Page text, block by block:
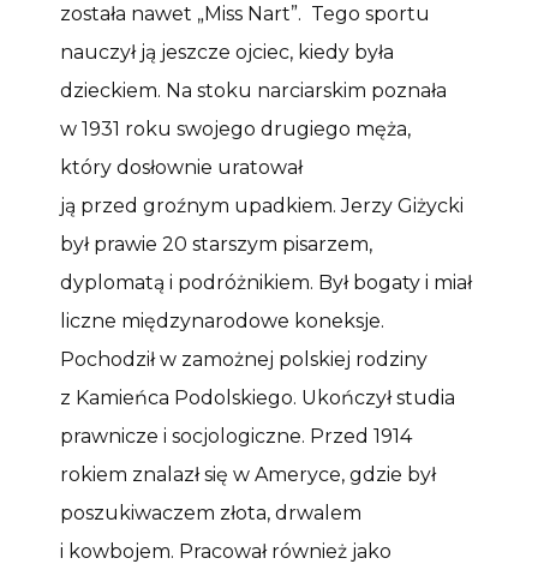
została nawet „Miss Nart”. Tego sportu
nauczył ją jeszcze ojciec, kiedy była
dzieckiem. Na stoku narciarskim poznała
w 1931 roku swojego drugiego męża,
który dosłownie uratował
ją przed groźnym upadkiem. Jerzy Giżycki
był prawie 20 starszym pisarzem,
dyplomatą i podróżnikiem. Był bogaty i miał
liczne międzynarodowe koneksje.
Pochodził w zamożnej polskiej rodziny
z Kamieńca Podolskiego. Ukończył studia
prawnicze i socjologiczne. Przed 1914
rokiem znalazł się w Ameryce, gdzie był
poszukiwaczem złota, drwalem
i kowbojem. Pracował również jako